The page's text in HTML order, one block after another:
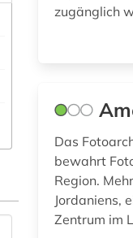
zugänglich
Das
bewahrt
Region.
Jordaniens,
Zentrum im